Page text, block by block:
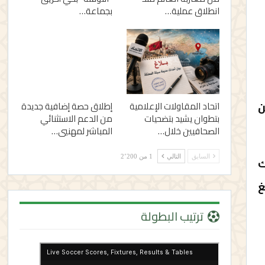
كلغ من
على 20 كلغ
انطلاق عملية… بجماعة…
اتحاد المقاولات الإعلامية
بتطوان يشيد بتضحيات
الصحافيين خلال…
إطلاق حصة إضافية جديدة
من الدعم الاستثنائي
المباشر لمهنيي…
السابق التالي 1 من 2٬200
ترتيب البطولة